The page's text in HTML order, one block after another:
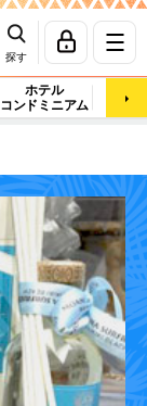
探す
ホテル
コンドミニアム
マッ